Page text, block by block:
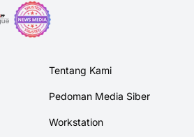
Tentang Kami
Pedoman Media Siber
Workstation